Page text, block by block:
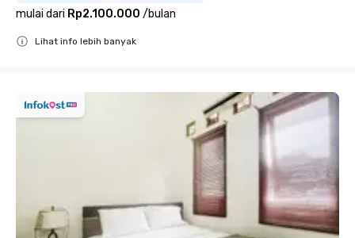
mulai dari Rp2.100.000 /bulan
Lihat info lebih banyak